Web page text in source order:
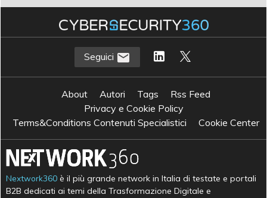
Seguici
About Autori Tags
Rss Feed
Privacy e Cookie Policy
Terms&Conditions Contenuti Specialistici
Cookie Center
Nextwork360 è il più grande network in Italia di testate e portali
B2B dedicati ai temi della Trasformazione Digitale e